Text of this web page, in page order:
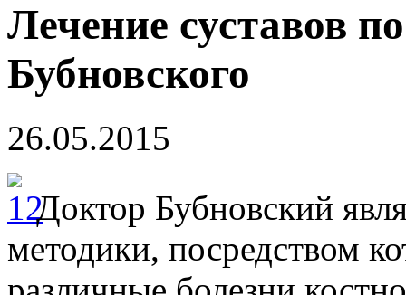
Лечение суставов
Бубновского
26.05.2015
Доктор Бубновский
методики, посредством